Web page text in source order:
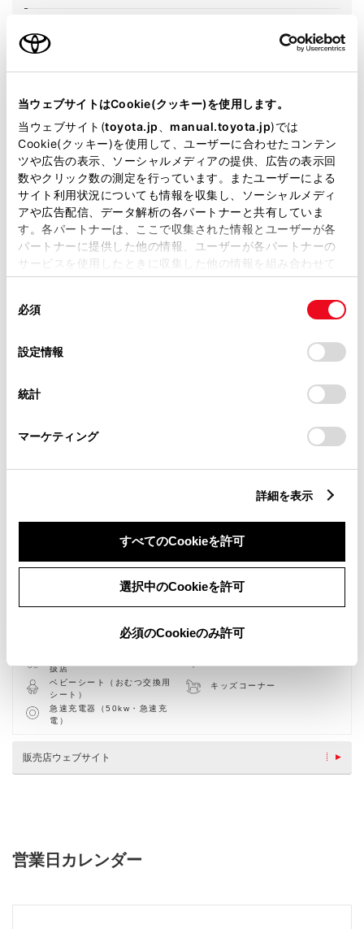
当ウェブサイトはCookie(クッキー)を使用します。
当ウェブサイト(toyota.jp manual.toyota.jp)では
Cookie(クッキー)を使用して、ユーザーに合わせたコンテン
ツや広告の表示、ソーシャルメディアの提供、広告の表示回
数やクリック数の測定を行っています。またユーザーによる
サイト利用状況についても情報を収集し、ソーシャルメディ
アや広告配信、データ解析の各パートナーと共有していま
す。各パートナーは、ここで収集された情報とユーザーが各
パートナーに提供した他の情報、ユーザーが各パートナーの
サービスを使用したときに収集した他の情報を組み合わせて
使用することがあります。当ウェブサイトの使用を続行する
デバイスにすべてのCookie(クッキー)が保存されることに同
意したことになります。Cookie(クッキー)のオプトアウト、
設定の変更、同意を撤回したりするにあたっては、当社の
「Cookie（クッキー）情報の取り扱いについて
」をご覧くだ
必須
設定情報
統計
マーケティング
詳細を表示
すべてのCookieを許可
選択中のCookieを許可
必須のCookieのみ許可
即時予約
施設情報・サービス
ア
バリアフリー/多目的駐車場
バリアフリー/多目的トイレ
子供110番
扱店
ベビーシート（おむつ交換用
シート）
キッズコーナー
急速充電器（50kw・急速充
電）
販売店ウェブサイト
営業日カレンダー